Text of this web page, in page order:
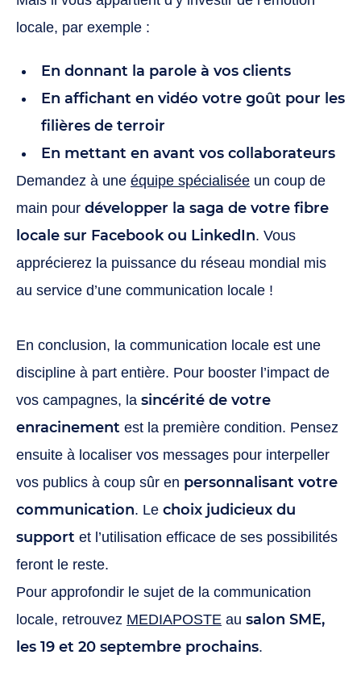
locale, par exemple :
En donnant la parole à vos clients
En affichant en vidéo votre goût pour les
filières de terroir
En mettant en avant vos collaborateurs
Demandez à une équipe spécialisée un coup de
main pour développer la saga de votre fibre
locale sur Facebook ou LinkedIn. Vous
apprécierez la puissance du réseau mondial mis
au service d’une communication locale !
En conclusion, la communication locale est une
discipline à part entière. Pour booster l’impact de
vos campagnes, la sincérité de votre
enracinement est la première condition. Pensez
ensuite à localiser vos messages pour interpeller
vos publics à coup sûr en personnalisant votre
communication. Le choix judicieux du
support et l’utilisation efficace de ses possibilités
feront le reste.
Pour approfondir le sujet de la communication
locale, retrouvez MEDIAPOSTE au salon SME,
les 19 et 20 septembre prochains.